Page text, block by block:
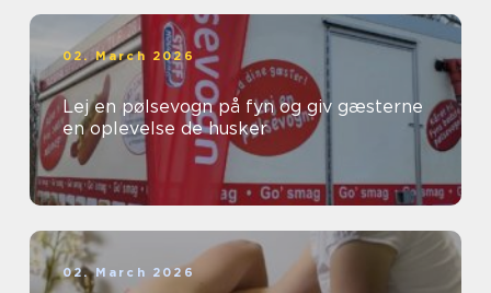
02. March 2026
Lej en pølsevogn på fyn og giv gæsterne
en oplevelse de husker
02. March 2026